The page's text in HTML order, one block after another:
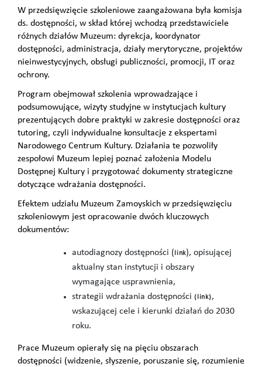
W przedsięwzięcie szkoleniowe zaangażowana była komisja
ds. dostępności, w skład której wchodzą przedstawiciele
różnych działów Muzeum: dyrekcja, koordynator
dostępności, administracja, działy merytoryczne, projektów
nieinwestycyjnych, obsługi publiczności, promocji, IT oraz
ochrony.
Program obejmował szkolenia wprowadzające i
podsumowujące, wizyty studyjne w instytucjach kultury
prezentujących dobre praktyki w zakresie dostępności oraz
tutoring, czyli indywidualne konsultacje z ekspertami
Narodowego Centrum Kultury. Działania te pozwoliły
zespołowi Muzeum lepiej poznać założenia Modelu
Dostępnej Kultury i przygotować dokumenty strategiczne
dotyczące wdrażania dostępności.
Efektem udziału Muzeum Zamoyskich w przedsięwzięciu
szkoleniowym jest opracowanie dwóch kluczowych
dokumentów:
autodiagnozy dostępności ( link), opisującej
aktualny stan instytucji i obszary
wymagające usprawnienia,
strategii wdrażania dostępności ( link),
wskazującej cele i kierunki działań do 2030
roku.
Prace Muzeum opierały się na pięciu obszarach
dostępności (widzenie, słyszenie, poruszanie się, rozumienie